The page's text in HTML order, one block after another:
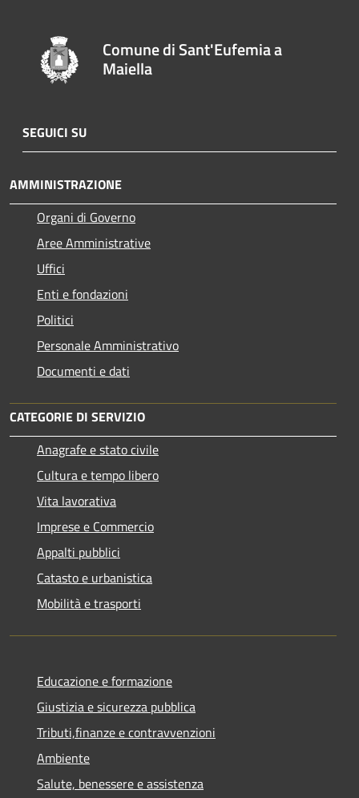
Comune di Sant'Eufemia a
Maiella
SEGUICI SU
AMMINISTRAZIONE
Organi di Governo
Aree Amministrative
Uffici
Enti e fondazioni
Politici
Personale Amministrativo
Documenti e dati
CATEGORIE DI SERVIZIO
Anagrafe e stato civile
Cultura e tempo libero
Vita lavorativa
Imprese e Commercio
Appalti pubblici
Catasto e urbanistica
Mobilità e trasporti
Educazione e formazione
Giustizia e sicurezza pubblica
Tributi,finanze e contravvenzioni
Ambiente
Salute, benessere e assistenza